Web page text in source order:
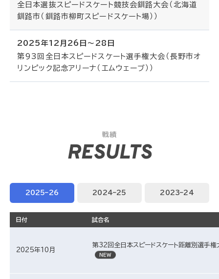
全日本選抜スピードスケート競技会釧路大会（北海道
釧路市（釧路市柳町スピードスケート場））
2025年12月26日～28日
第93回全日本スピードスケート選手権大会（長野市オ
リンピック記念アリーナ（エムウェーブ））
戦績
RESULTS
2025–26 2024–25 2023–24
日付 試合名
2025年10月
第32回全日本スピードスケート距離別選手権